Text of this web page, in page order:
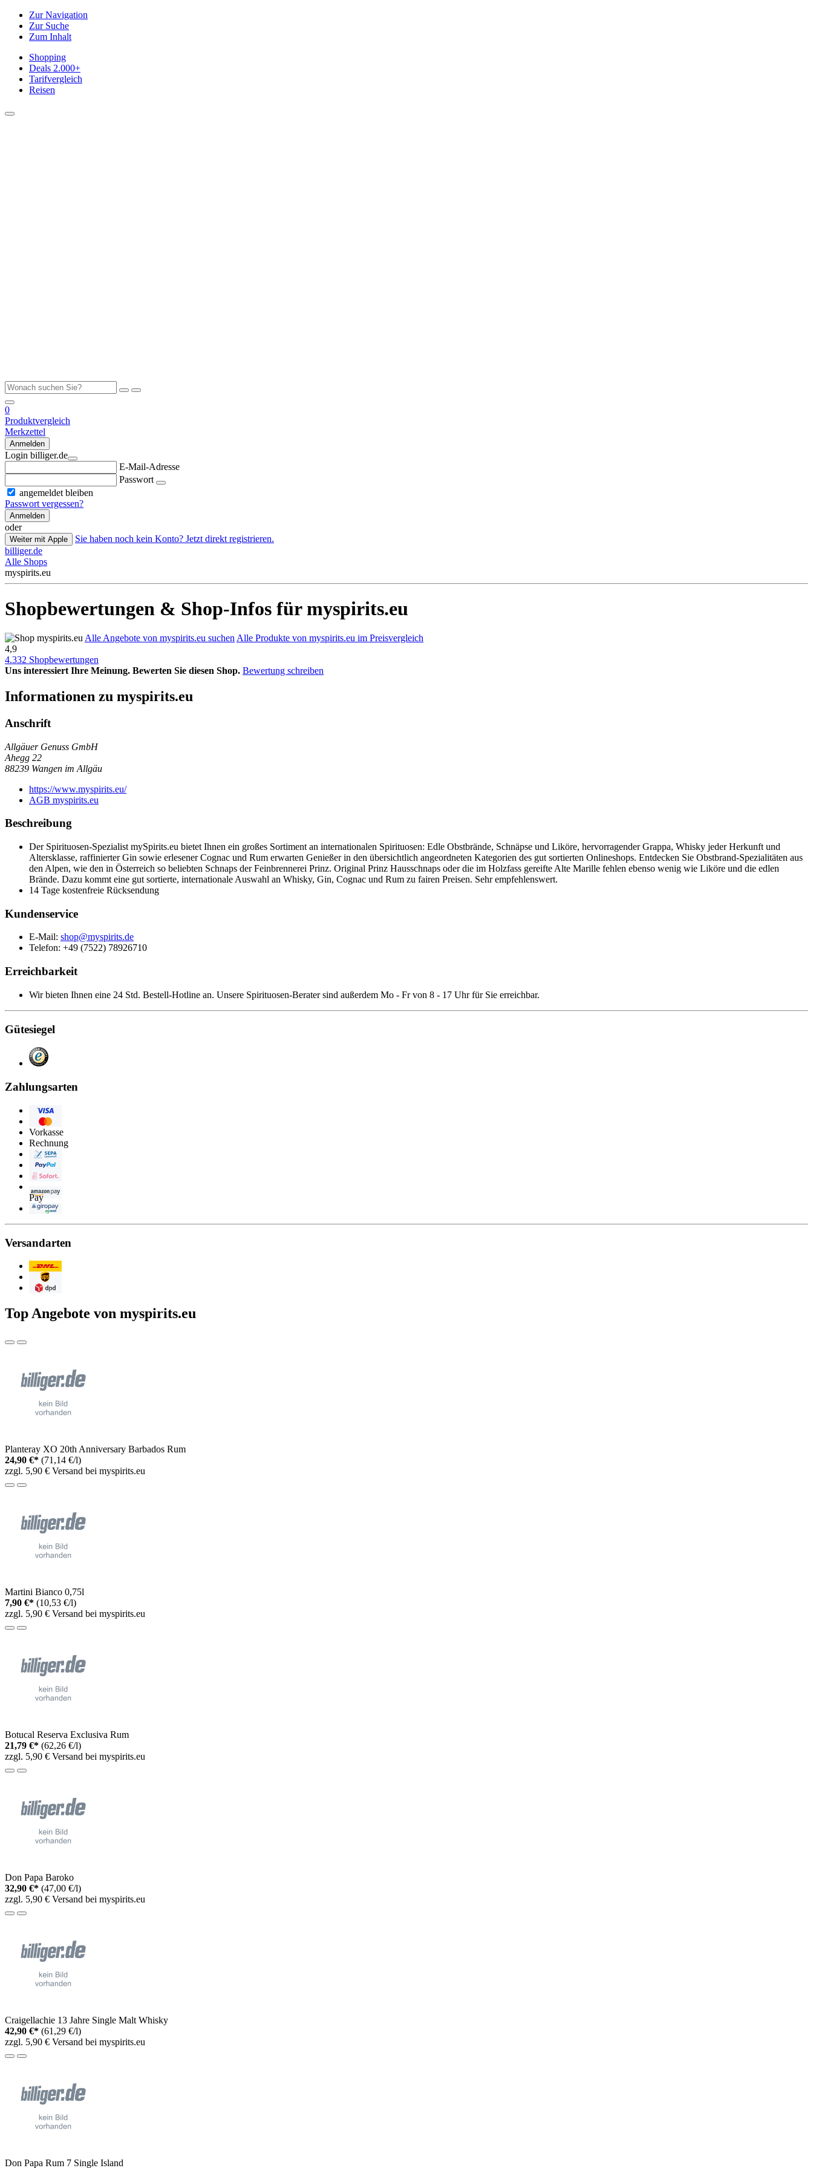
Zur Navigation
Zur Suche
Zum Inhalt
Shopping
Deals 2.000+
Tarifvergleich
Reisen
0
Produktvergleich
Merkzettel
Anmelden
Login billiger.de
E-Mail-Adresse
Passwort
angemeldet bleiben
Passwort vergessen?
Anmelden
oder
Weiter mit Apple
Sie haben noch kein Konto? Jetzt direkt registrieren.
billiger.de
Alle Shops
myspirits.eu
Shopbewertungen & Shop-Infos für myspirits.eu
Alle Angebote von myspirits.eu suchen Alle Produkte von myspirits.eu im Preisvergleich
4,9
4.332 Shopbewertungen
Uns interessiert Ihre Meinung. Bewerten Sie diesen Shop. Bewertung schreiben
Informationen zu myspirits.eu
Anschrift
Allgäuer Genuss GmbH
Ahegg 22
88239 Wangen im Allgäu
https://www.myspirits.eu/
AGB myspirits.eu
Beschreibung
Der Spirituosen-Spezialist mySpirits.eu bietet Ihnen ein großes Sortiment an internationalen Spirituosen: Edle Obstbrände, Schnäpse und Liköre, hervorragender Grappa, Whisky jeder Herkunft und
Altersklasse, raffinierter Gin sowie erlesener Cognac und Rum erwarten Genießer in den übersichtlich angeordneten Kategorien des gut sortierten Onlineshops. Entdecken Sie Obstbrand-Spezialitäten aus
den Alpen, wie den in Österreich so beliebten Schnaps der Feinbrennerei Prinz. Original Prinz Hausschnaps oder die im Holzfass gereifte Alte Marille fehlen ebenso wenig wie Liköre und die edlen
Brände. Dazu kommt eine gut sortierte, internationale Auswahl an Whisky, Gin, Cognac und Rum zu fairen Preisen. Sehr empfehlenswert.
14 Tage kostenfreie Rücksendung
Kundenservice
E-Mail: shop@myspirits.de
Telefon: +49 (7522) 78926710
Erreichbarkeit
Wir bieten Ihnen eine 24 Std. Bestell-Hotline an. Unsere Spirituosen-Berater sind außerdem Mo - Fr von 8 - 17 Uhr für Sie erreichbar.
Gütesiegel
Zahlungsarten
Vorkasse
Rechnung
Pay
Versandarten
Top Angebote von myspirits.eu
Planteray XO 20th Anniversary Barbados Rum
24,90 €* (71,14 €/l)
zzgl. 5,90 € Versand bei myspirits.eu
Martini Bianco 0,75l
7,90 €* (10,53 €/l)
zzgl. 5,90 € Versand bei myspirits.eu
Botucal Reserva Exclusiva Rum
21,79 €* (62,26 €/l)
zzgl. 5,90 € Versand bei myspirits.eu
Don Papa Baroko
32,90 €* (47,00 €/l)
zzgl. 5,90 € Versand bei myspirits.eu
Craigellachie 13 Jahre Single Malt Whisky
42,90 €* (61,29 €/l)
zzgl. 5,90 € Versand bei myspirits.eu
Don Papa Rum 7 Single Island